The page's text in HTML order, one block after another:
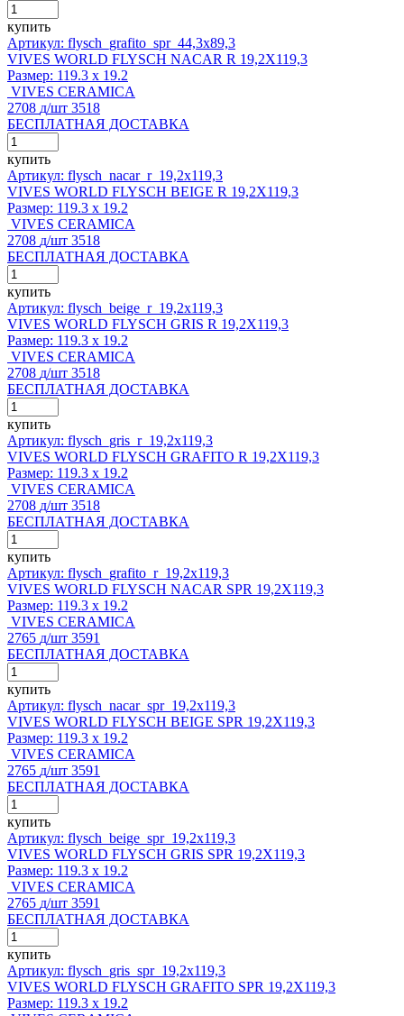
купить
Артикул: flysch_grafito_spr_44,3x89,3
VIVES WORLD FLYSCH NACAR R 19,2X119,3
Размер: 119.3 x 19.2
VIVES CERAMICA
2708 д/шт 3518
БЕСПЛАТНАЯ ДОСТАВКА
купить
Артикул: flysch_nacar_r_19,2x119,3
VIVES WORLD FLYSCH BEIGE R 19,2X119,3
Размер: 119.3 x 19.2
VIVES CERAMICA
2708 д/шт 3518
БЕСПЛАТНАЯ ДОСТАВКА
купить
Артикул: flysch_beige_r_19,2x119,3
VIVES WORLD FLYSCH GRIS R 19,2X119,3
Размер: 119.3 x 19.2
VIVES CERAMICA
2708 д/шт 3518
БЕСПЛАТНАЯ ДОСТАВКА
купить
Артикул: flysch_gris_r_19,2x119,3
VIVES WORLD FLYSCH GRAFITO R 19,2X119,3
Размер: 119.3 x 19.2
VIVES CERAMICA
2708 д/шт 3518
БЕСПЛАТНАЯ ДОСТАВКА
купить
Артикул: flysch_grafito_r_19,2x119,3
VIVES WORLD FLYSCH NACAR SPR 19,2X119,3
Размер: 119.3 x 19.2
VIVES CERAMICA
2765 д/шт 3591
БЕСПЛАТНАЯ ДОСТАВКА
купить
Артикул: flysch_nacar_spr_19,2x119,3
VIVES WORLD FLYSCH BEIGE SPR 19,2X119,3
Размер: 119.3 x 19.2
VIVES CERAMICA
2765 д/шт 3591
БЕСПЛАТНАЯ ДОСТАВКА
купить
Артикул: flysch_beige_spr_19,2x119,3
VIVES WORLD FLYSCH GRIS SPR 19,2X119,3
Размер: 119.3 x 19.2
VIVES CERAMICA
2765 д/шт 3591
БЕСПЛАТНАЯ ДОСТАВКА
купить
Артикул: flysch_gris_spr_19,2x119,3
VIVES WORLD FLYSCH GRAFITO SPR 19,2X119,3
Размер: 119.3 x 19.2